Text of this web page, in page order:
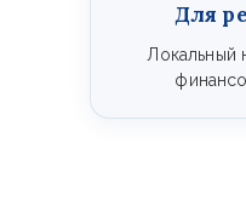
Для
Локальный